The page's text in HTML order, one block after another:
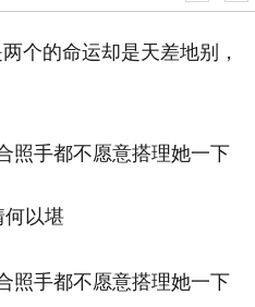
个的命运却是天差地别，
何以堪